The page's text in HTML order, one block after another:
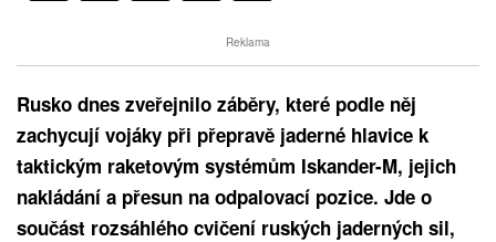
Reklama
Rusko dnes zveřejnilo záběry, které podle něj
zachycují vojáky při přepravě jaderné hlavice k
taktickým raketovým systémům Iskander-M, jejich
nakládání a přesun na odpalovací pozice. Jde o
součást rozsáhlého cvičení ruských jaderných sil,